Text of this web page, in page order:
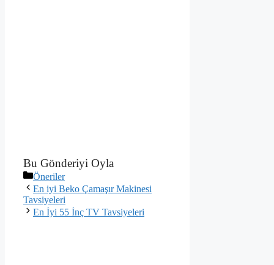
Bu Gönderiyi Oyla
Kategoriler
Öneriler
En iyi Beko Çamaşır Makinesi
Tavsiyeleri
En İyi 55 İnç TV Tavsiyeleri